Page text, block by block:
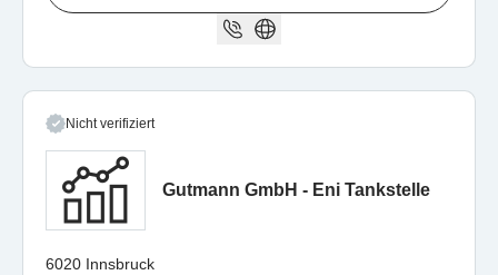
Nicht verifiziert
Gutmann GmbH - Eni Tankstelle
6020 Innsbruck